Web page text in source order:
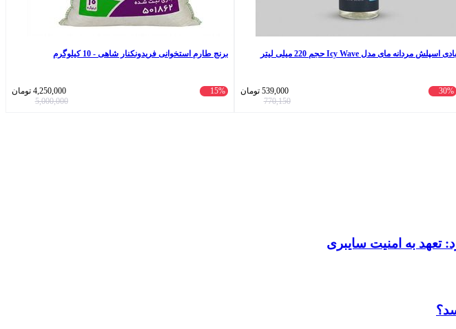
بادی اسپلش مردانه مای مدل Icy Wave حجم 220 میلی لیتر
30%
539,000 تومان
770,150
برنج طارم استخوانی فریدونکنار شاهی - 10 کیلوگرم
15%
4,250,000 تومان
5,000,000